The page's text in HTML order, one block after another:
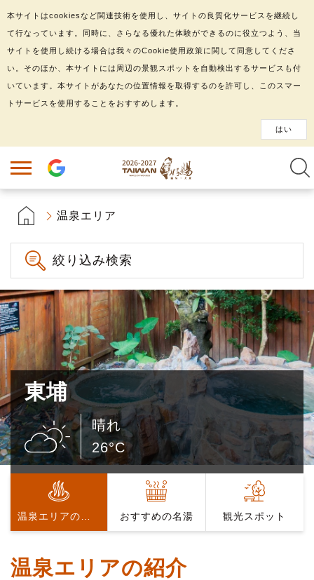
温泉エリア
絞り込み検索
東埔
晴れ
26°C
おすすめの名湯 観光スポット
温泉エリアの紹介
本サイトはcookiesなど関連技術を使用し、サイトの良質化サービスを継続し
て行なっています。同時に、さらなる優れた体験ができるのに役立つよう、当
サイトを使用し続ける場合は我々のCookie使用政策に関して同意してくださ
い。そのほか、本サイトには周辺の景観スポットを自動検出するサービスも付
いています。本サイトがあなたの位置情報を取得するのを許可し、このスマー
トサービスを使用することをおすすめします。
はい